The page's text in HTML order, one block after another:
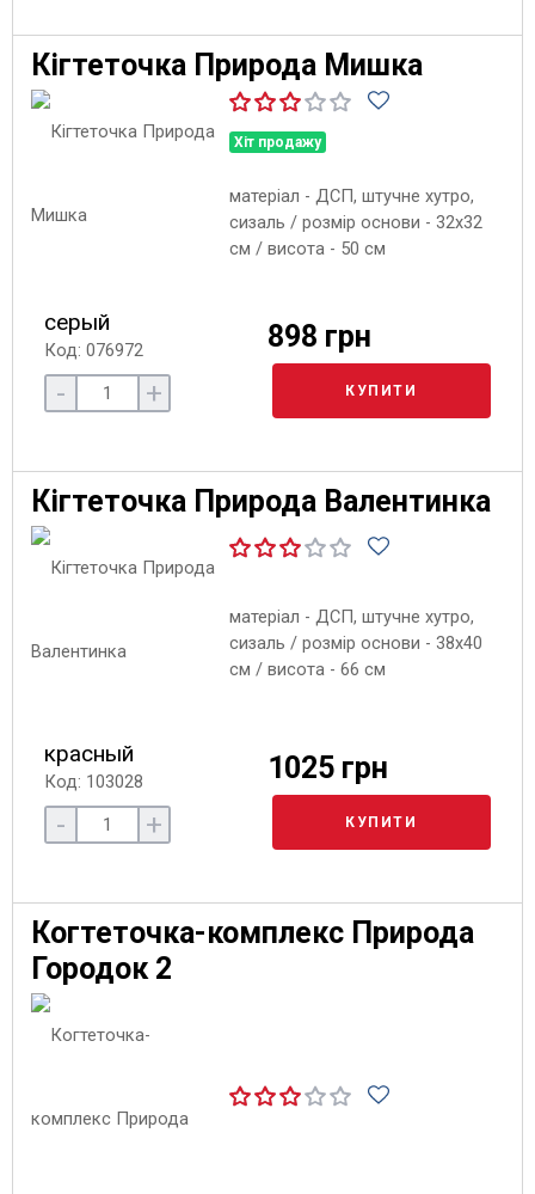
Кігтеточка Природа Мишка
Хіт продажу
матеріал - ДСП, штучне хутро,
сизаль / розмір основи - 32х32
см / висота - 50 см
серый
Код: 076972 898 грн
- + КУПИТИ
Кігтеточка Природа Валентинка
матеріал - ДСП, штучне хутро,
сизаль / розмір основи - 38х40
см / висота - 66 см
красный
Код: 103028 1025 грн
- + КУПИТИ
Когтеточка-комплекс Природа
Городок 2